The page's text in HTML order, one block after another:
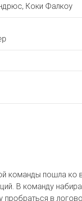
Коки Фалкоу
команды пошла ко
В команду
пробраться в